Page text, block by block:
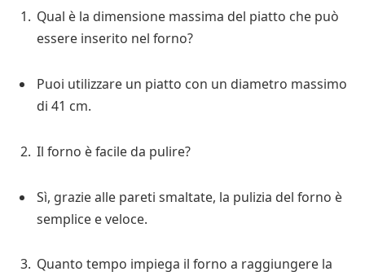
Qual è la dimensione massima del piatto che può
essere inserito nel forno?
Puoi utilizzare un piatto con un diametro massimo
di 41 cm.
Il forno è facile da pulire?
Sì, grazie alle pareti smaltate, la pulizia del forno è
semplice e veloce.
Quanto tempo impiega il forno a raggiungere la